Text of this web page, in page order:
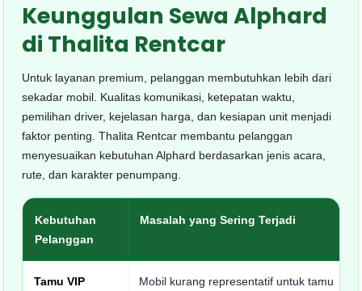
Keunggulan Sewa Alphard
di Thalita Rentcar
Untuk layanan premium, pelanggan membutuhkan lebih dari
sekadar mobil. Kualitas komunikasi, ketepatan waktu,
pemilihan driver, kejelasan harga, dan kesiapan unit menjadi
faktor penting. Thalita Rentcar membantu pelanggan
menyesuaikan kebutuhan Alphard berdasarkan jenis acara,
rute, dan karakter penumpang.
Kebutuhan
Pelanggan
Masalah yang Sering Terjadi
Tamu VIP
Mobil kurang representatif untuk tamu